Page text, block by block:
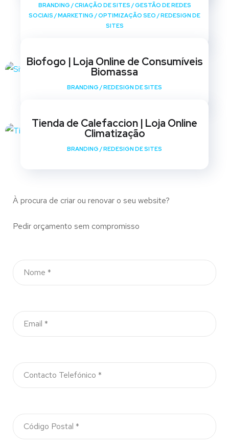
BRANDING /CRIAÇÃO DE SITES /GESTÃO DE REDES
SOCIAIS /MARKETING /OPTIMIZAÇÃO SEO /REDESIGN DE
SITES
Biofogo | Loja Online de Consumíveis
Biomassa
BRANDING /REDESIGN DE SITES
Tienda de Calefaccion | Loja Online
Climatização
BRANDING /REDESIGN DE SITES
À procura de criar ou renovar o seu website?
Pedir orçamento sem compromisso